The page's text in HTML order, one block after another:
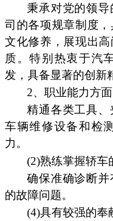
秉承对党的领
司的各项规章制度
文化修养，展现出
质。特别热衷于汽
发，具备显著的创新
2、职业能力方面
精通各类工具
车辆维修设备和检
力。
(2)熟练掌握轿车
确保准确诊断
的故障问题。
(4)具有较强的奉